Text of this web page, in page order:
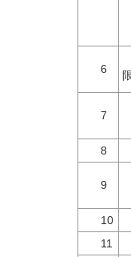
6
7
8
9
10
11